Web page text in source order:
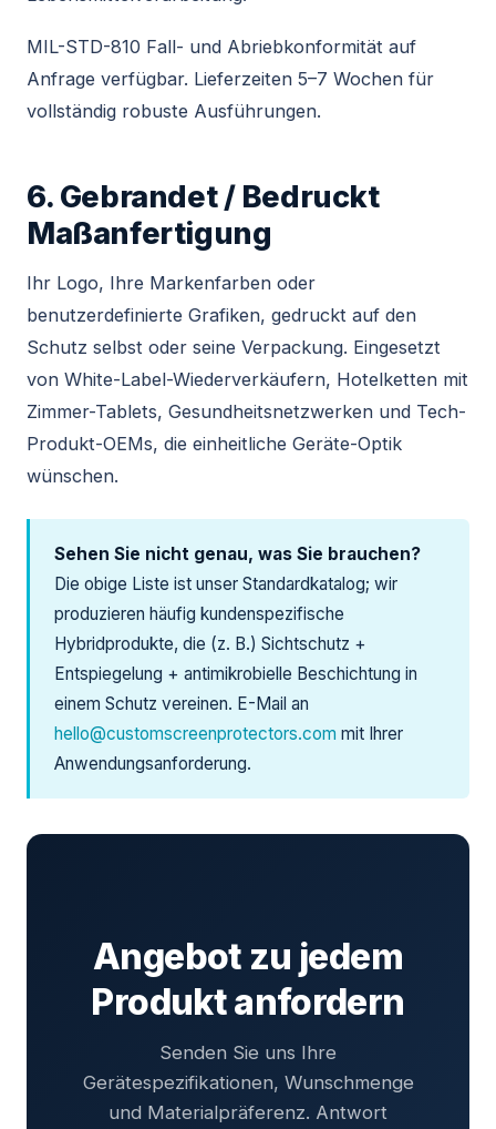
MIL-STD-810 Fall- und Abriebkonformität auf
Anfrage verfügbar. Lieferzeiten 5–7 Wochen für
vollständig robuste Ausführungen.
6. Gebrandet / Bedruckt
Maßanfertigung
Ihr Logo, Ihre Markenfarben oder
benutzerdefinierte Grafiken, gedruckt auf den
Schutz selbst oder seine Verpackung. Eingesetzt
von White-Label-Wiederverkäufern, Hotelketten mit
Zimmer-Tablets, Gesundheitsnetzwerken und Tech-
Produkt-OEMs, die einheitliche Geräte-Optik
wünschen.
Sehen Sie nicht genau, was Sie brauchen?
Die obige Liste ist unser Standardkatalog; wir
produzieren häufig kundenspezifische
Hybridprodukte, die (z. B.) Sichtschutz +
Entspiegelung + antimikrobielle Beschichtung in
einem Schutz vereinen. E-Mail an
hello@customscreenprotectors.com mit Ihrer
Anwendungsanforderung.
Angebot zu jedem
Produkt anfordern
Senden Sie uns Ihre
Gerätespezifikationen, Wunschmenge
und Materialpräferenz. Antwort